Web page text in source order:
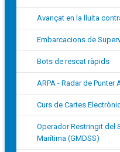
Avançat en la lluita
Embarcacions de
Bots de rescat ràpids
ARPA - Radar de Punter
Curs de Cartes
Operador Restringit del
Marítima (GMDSS)